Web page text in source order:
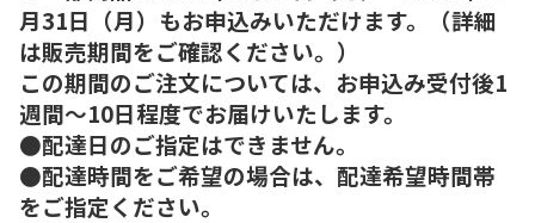
月31日（月）もお申込みいただけます。（詳細
は販売期間をご確認ください。）
この期間のご注文については、お申込み受付後1
週間～10日程度でお届けいたします。
●配達日のご指定はできません。
●配達時間をご希望の場合は、配達希望時間帯
をご指定ください。